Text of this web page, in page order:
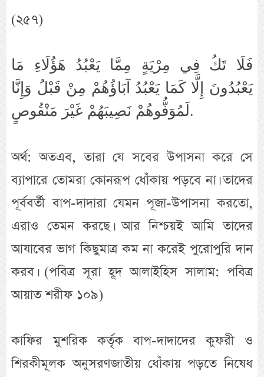
(২৫৭)
فَلَا تَكُ فِي مِرْيَةٍ مِمَّا يَعْبُدُ هَؤُلَاءِ مَا
يَعْبُدُونَ إِلَّا كَمَا يَعْبُدُ آبَاؤُهُمْ مِنْ قَبْلُ وَإِنَّا
لَمُوَفُّوهُمْ نَصِيبَهُمْ غَيْرَ مَنْقُوصٍ.
অর্থ: অতএব, তারা যে সবের উপাসনা করে সে
ব্যাপারে তোমরা কোনরূপ ধোঁকায় পড়বে না। তাদের
পূর্ববর্তী বাপ-দাদারা যেমন পূজা-উপাসনা করতো,
এরাও তেমন করছে। আর নিশ্চয়ই আমি তাদের
আযাবের ভাগ কিছুমাত্র কম না করেই পুরোপুরি দান
করব। (পবিত্র সূরা হূদ আলাইহিস সালাম: পবিত্র
আয়াত শরীফ ১০৯)
কাফির মুশরিক কর্তৃক বাপ-দাদাদের কুফরী ও
শিরকীমূলক অনুসরণজাতীয় ধোঁকায় পড়তে নিষেধ